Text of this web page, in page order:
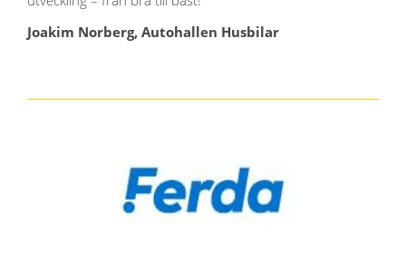
Joakim Norberg, Autohallen Husbilar